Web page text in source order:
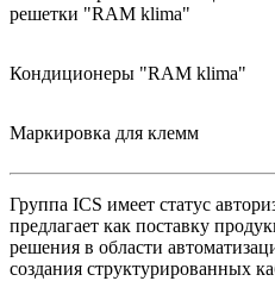
решетки "RAM klima"
Кондиционеры "RAM klima"
Маркировка для клемм
Группа ICS имеет статус
предлагает как поставку
решения в области
создания структурированных